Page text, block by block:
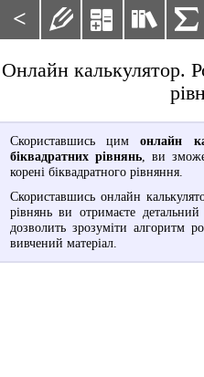
<    
Онлайн калькулятор.
Скориставшись цимонлайн
біквадратних рівнянь, ви
корені біквадратного рівняння.
Скориставшись онлайн
рівнянь ви отримаєте
дозволить зрозуміти алгоритм
вивчений матеріал.